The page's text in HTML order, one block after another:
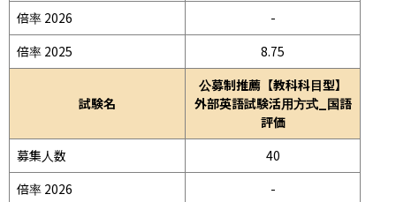
倍率 2026
-
倍率 2025
8.75
試験名
公募制推薦【教科科目型】
外部英語試験活用方式_国語
評価
募集人数
40
倍率 2026
-